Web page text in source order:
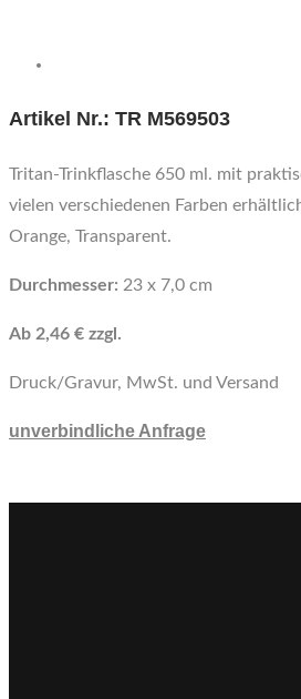
Artikel Nr.: TR M569503
Tritan-Trinkflasche 650 ml. mit
vielen verschiedenen Farben
Orange, Transparent.
Durchmesser: 23 x 7,0 cm
Ab 2,46 € zzgl.
Druck/Gravur, MwSt. und Versand
unverbindliche Anfrage